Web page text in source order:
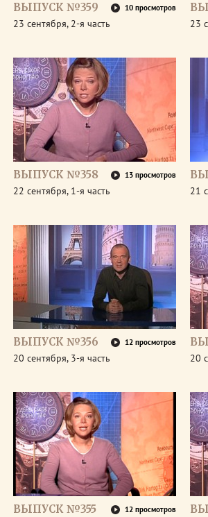
ВЫПУСК №359 10 просмотров
23 сентября, 2-я часть 23
ВЫПУСК №358 13 просмотров
22 сентября, 1-я часть 21
ВЫПУСК №356 12 просмотров
20 сентября, 3-я часть 20
ВЫПУСК №355 12 просмотров